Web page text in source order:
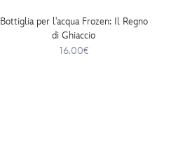
Bottiglia per l'acqua Frozen: Il Regno
di Ghiaccio
16.00€